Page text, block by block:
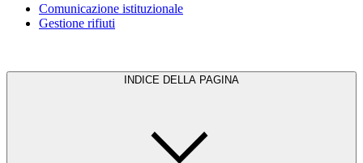
Comunicazione istituzionale
Gestione rifiuti
INDICE DELLA PAGINA